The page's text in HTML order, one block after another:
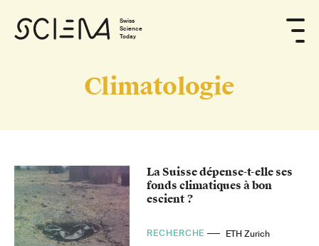
Swiss
Science
Today
Climatologie
La Suisse dépense-t-elle ses
fonds climatiques à bon
escient ?
RECHERCHE ETH Zurich